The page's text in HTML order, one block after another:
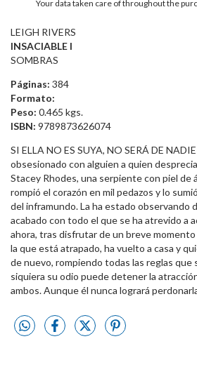
Your data taken care of throughout the
LEIGH RIVERS
INSACIABLE I
SOMBRAS
Páginas: 384
Formato:
Peso: 0.465 kgs.
ISBN: 9789873626074
SI ELLA NO ES SUYA, NO SERÁ DE
obsesionado con alguien a quien
Stacey Rhodes, una serpiente con piel de
rompió el corazón en mil pedazos y lo
del inframundo. La ha estado observando
acabado con todo el que se ha atrevido a
ahora, tras disfrutar de un breve
la que está atrapado, ha vuelto a casa y
de nuevo, rompiendo todas las reglas que
siquiera su odio puede detener la
ambos. Aunque él nunca logrará